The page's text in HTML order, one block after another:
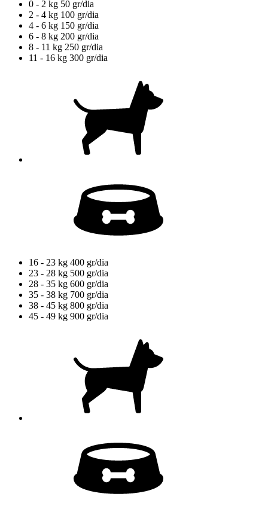
0 - 2 kg 50 gr/dia
2 - 4 kg 100 gr/dia
4 - 6 kg 150 gr/dia
6 - 8 kg 200 gr/dia
8 - 11 kg 250 gr/dia
11 - 16 kg 300 gr/dia
16 - 23 kg 400 gr/dia
23 - 28 kg 500 gr/dia
28 - 35 kg 600 gr/dia
35 - 38 kg 700 gr/dia
38 - 45 kg 800 gr/dia
45 - 49 kg 900 gr/dia